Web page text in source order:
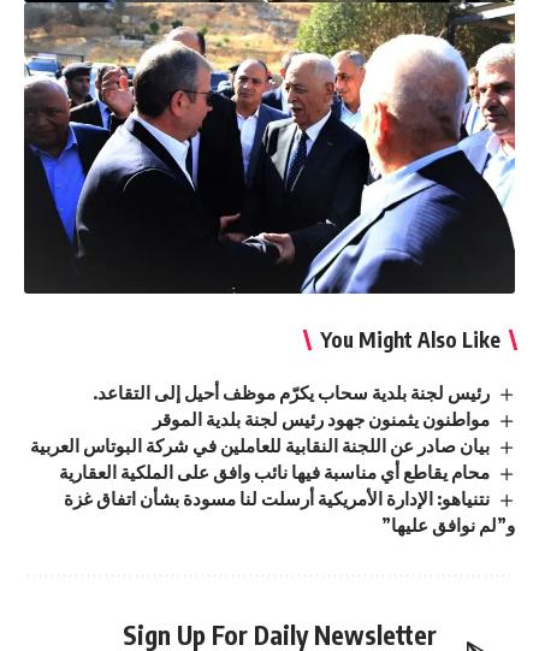
You Might Also Like
رئيس لجنة بلدية سحاب يكرّم موظف أحيل إلى التقاعد.
مواطنون يثمنون جهود رئيس لجنة بلدية الموقر
بيان صادر عن اللجنة النقابية للعاملين في شركة البوتاس العربية
محام يقاطع أي مناسبة فيها نائب وافق على الملكية العقارية
نتنياهو: الإدارة الأمريكية أرسلت لنا مسودة بشأن اتفاق غزة
و”لم نوافق عليها”
Sign Up For Daily Newsletter